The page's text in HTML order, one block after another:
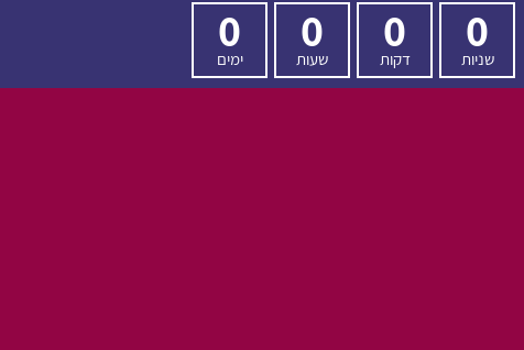
0
שניות
0
דקות
0
שעות
0
ימים